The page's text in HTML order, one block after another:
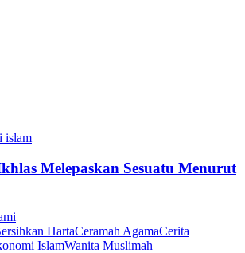
islam
Melepaskan Sesuatu Menurut
HartaCeramah AgamaCerita
IslamWanita Muslimah